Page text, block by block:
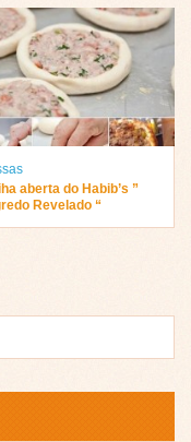
aberta do Habib’s ”
Revelado “